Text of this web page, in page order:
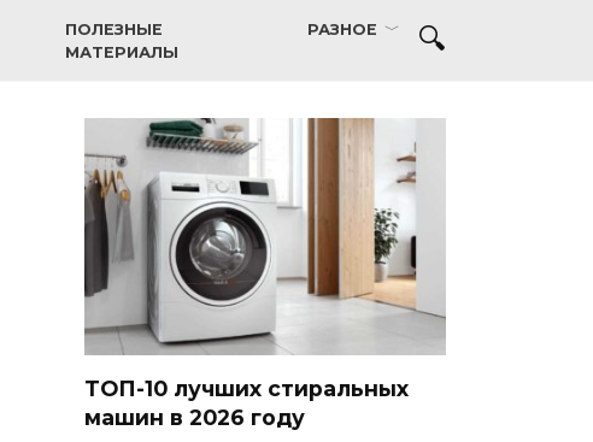
ПОЛЕЗНЫЕ
МАТЕРИАЛЫ
РАЗНОЕ
ТОП-10 лучших стиральных
машин в 2026 году